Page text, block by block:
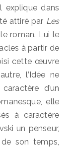
explique dans
attiré par Les
roman. Lui le
à partir de
cette œuvre
l’Idée ne
d’un
elle
à caractère
un penseur,
son temps,